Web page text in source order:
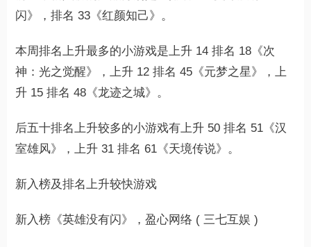
闪》，排名 33《红颜知己》。
本周排名上升最多的小游戏是上升 14 排名 18《次
神：光之觉醒》，上升 12 排名 45《元梦之星》，上
升 15 排名 48《龙迹之城》。
后五十排名上升较多的小游戏有上升 50 排名 51《汉
室雄风》，上升 31 排名 61《天境传说》。
新入榜及排名上升较快游戏
新入榜《英雄没有闪》，盈心网络 ( 三七互娱 )